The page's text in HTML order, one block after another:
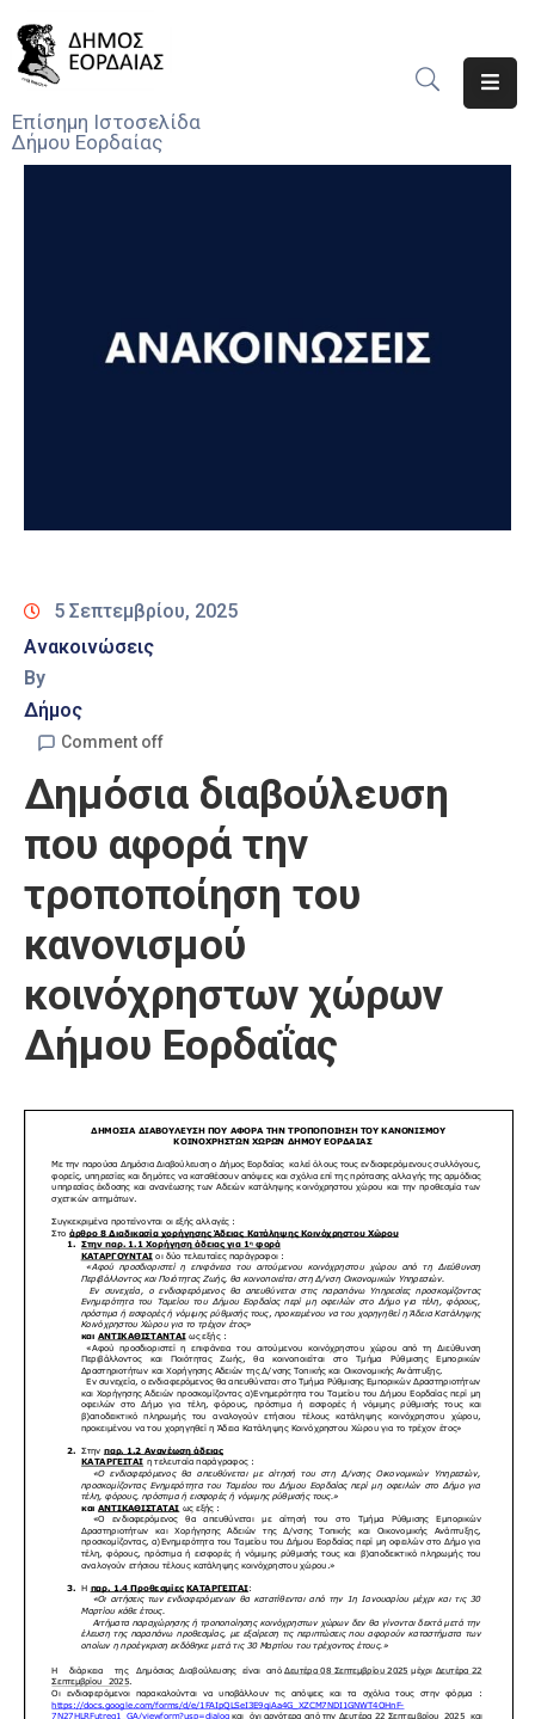
Επίσημη Ιστοσελίδα
Δήμου Εορδαίας
Ο
5 Σεπτεμβρίου, 2025
Ανακοινώσεις
By
Δήμος
Comment off
Δημόσια διαβούλευση
που αφορά την
τροποποίηση του
κανονισμού
κοινόχρηστων χώρων
Δήμου Εορδαΐας